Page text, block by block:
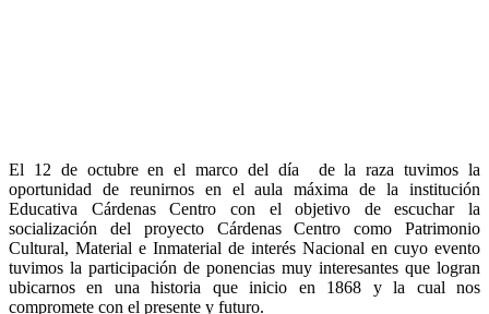
El 12 de octubre en el marco del día de la raza tuvimos la
oportunidad de reunirnos en el aula máxima de la institución
Educativa Cárdenas Centro con el objetivo de escuchar la
socialización del proyecto Cárdenas Centro como Patrimonio
Cultural, Material e Inmaterial de interés Nacional en cuyo evento
tuvimos la participación de ponencias muy interesantes que logran
ubicarnos en una historia que inicio en 1868 y la cual nos
compromete con el presente y futuro.